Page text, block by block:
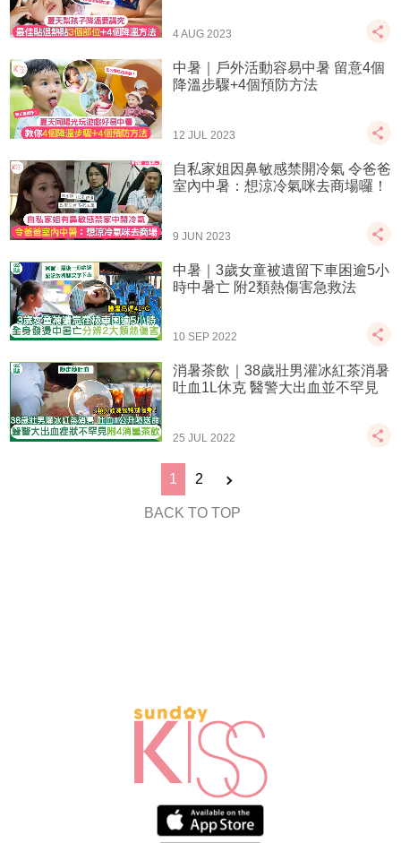
4 AUG 2023
中暑｜戶外活動容易中暑 留意4個
降溫步驟+4個預防方法
12 JUL 2023
自私家姐因鼻敏感禁開冷氣 令爸爸
室內中暑：想涼冷氣咪去商場囉！
9 JUN 2023
中暑｜3歲女童被遺留下車困逾5小
時中暑亡 附2類熱傷害急救法
10 SEP 2022
消暑茶飲｜38歲壯男灌冰紅茶消暑
吐血1L休克 醫警大出血並不罕見
25 JUL 2022
1 2
BACK TO TOP